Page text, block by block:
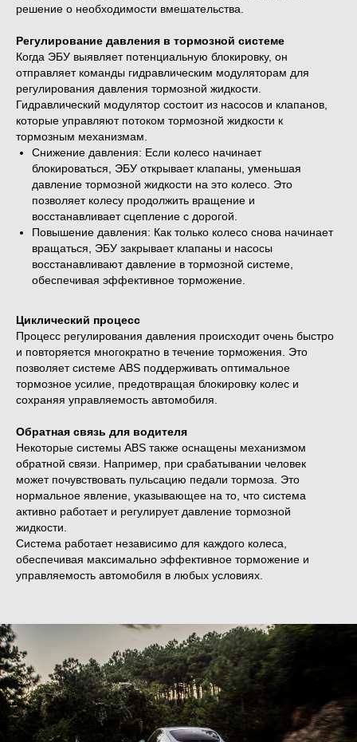
решение о необходимости вмешательства.
Регулирование давления в тормозной системе
Когда ЭБУ выявляет потенциальную блокировку, он
отправляет команды гидравлическим модуляторам для
регулирования давления тормозной жидкости.
Гидравлический модулятор состоит из насосов и клапанов,
которые управляют потоком тормозной жидкости к
тормозным механизмам.
Снижение давления: Если колесо начинает
блокироваться, ЭБУ открывает клапаны, уменьшая
давление тормозной жидкости на это колесо. Это
позволяет колесу продолжить вращение и
восстанавливает сцепление с дорогой.
Повышение давления: Как только колесо снова начинает
вращаться, ЭБУ закрывает клапаны и насосы
восстанавливают давление в тормозной системе,
обеспечивая эффективное торможение.
Циклический процесс
Процесс регулирования давления происходит очень быстро
и повторяется многократно в течение торможения. Это
позволяет системе ABS поддерживать оптимальное
тормозное усилие, предотвращая блокировку колес и
сохраняя управляемость автомобиля.
Обратная связь для водителя
Некоторые системы ABS также оснащены механизмом
обратной связи. Например, при срабатывании человек
может почувствовать пульсацию педали тормоза. Это
нормальное явление, указывающее на то, что система
активно работает и регулирует давление тормозной
жидкости.
Система работает независимо для каждого колеса,
обеспечивая максимально эффективное торможение и
управляемость автомобиля в любых условиях.